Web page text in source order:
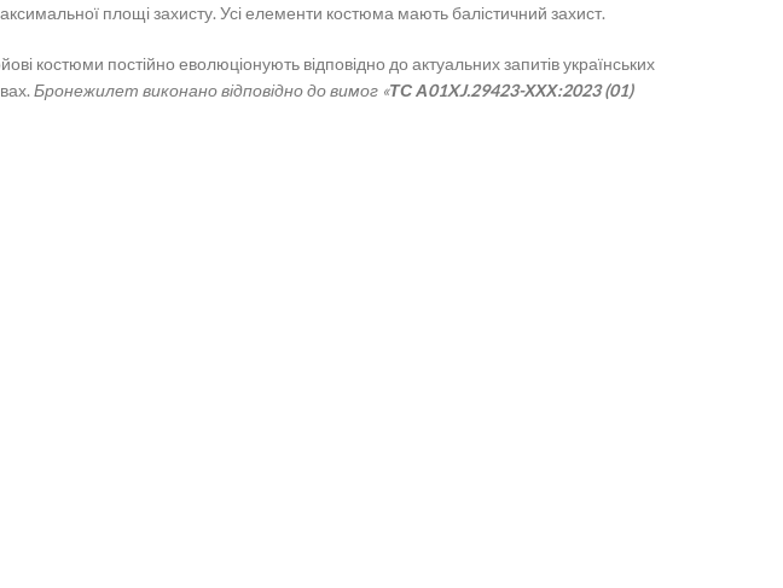
площі захисту. Усі елементи костюма мають балістичний захист.
костюми постійно еволюціонують відповідно до актуальних запитів українських
Бронежилет виконано відповідно до вимог «ТС А01XJ.29423-ХХХ:2023 (01)